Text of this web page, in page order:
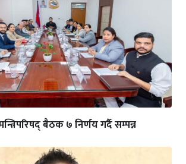
बैठक ७ निर्णय गर्दै सम्पन्न